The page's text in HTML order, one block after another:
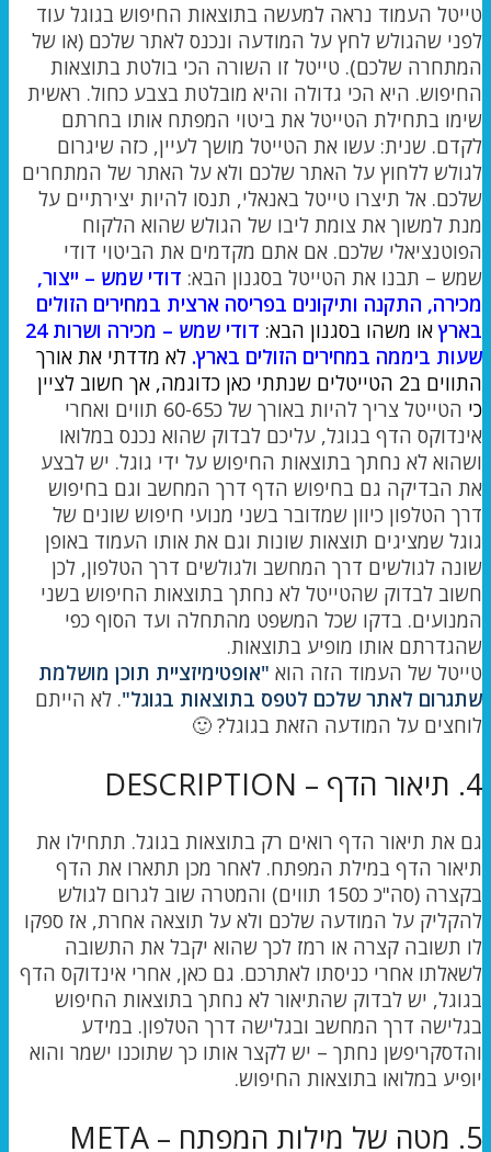
טייטל העמוד נראה למעשה בתוצאות החיפוש בגוגל עוד
לפני שהגולש לחץ על המודעה ונכנס לאתר שלכם (או של
המתחרה שלכם). טייטל זו השורה הכי בולטת בתוצאות
החיפוש. היא הכי גדולה והיא מובלטת בצבע כחול. ראשית
שימו בתחילת הטייטל את ביטוי המפתח אותו בחרתם
לקדם. שנית: עשו את הטייטל מושך לעיין, כזה שיגרום
לגולש ללחוץ על האתר שלכם ולא על האתר של המתחרים
שלכם. אל תיצרו טייטל באנאלי, תנסו להיות יצירתיים על
מנת למשוך את צומת ליבו של הגולש שהוא הלקוח
הפוטנציאלי שלכם. אם אתם מקדמים את הביטוי דודי
שמש – תבנו את הטייטל בסגנון הבא: דודי שמש – ייצור,
מכירה, התקנה ותיקונים בפריסה ארצית במחירים הזולים
בארץאו משהו בסגנון הבא:
דודי שמש – מכירה ושרות 24
שעות ביממה במחירים הזולים בארץ. לא מדדתי את אורך
התווים ב2 הטייטלים שנתתי כאן כדוגמה, אך חשוב לציין
כי
הטייטל צריך להיות באורך של כ60-65 תווים ואחרי
אינדוקס הדף בגוגל, עליכם לבדוק שהוא נכנס במלואו
ושהוא לא נחתך בתוצאות החיפוש על ידי גוגל. יש לבצע
את הבדיקה גם בחיפוש הדף דרך המחשב וגם בחיפוש
דרך הטלפון כיוון שמדובר בשני מנועי חיפוש שונים של
גוגל שמציגים תוצאות שונות וגם את אותו העמוד באופן
שונה לגולשים דרך המחשב ולגולשים דרך הטלפון, לכן
חשוב לבדוק שהטייטל לא נחתך בתוצאות החיפוש בשני
המנועים. בדקו שכל המשפט מהתחלה ועד הסוף כפי
שהגדרתם אותו מופיע בתוצאות.
טייטל של העמוד הזה הוא "אופטימיזציית תוכן מושלמת
שתגרום לאתר שלכם לטפס בתוצאות בגוגל". לא הייתם
לוחצים על המודעה הזאת בגוגל? 🙂
4. תיאור הדף – DESCRIPTION
גם את תיאור הדף רואים רק בתוצאות בגוגל. תתחילו את
תיאור הדף במילת המפתח. לאחר מכן תתארו את הדף
בקצרה (סה"כ כ150 תווים) והמטרה שוב לגרום לגולש
להקליק על המודעה שלכם ולא על תוצאה אחרת, אז ספקו
לו תשובה קצרה או רמז לכך שהוא יקבל את התשובה
לשאלתו אחרי כניסתו לאתרכם. גם כאן, אחרי אינדוקס הדף
בגוגל, יש לבדוק שהתיאור לא נחתך בתוצאות החיפוש
בגלישה דרך המחשב ובגלישה דרך הטלפון. במידע
והדסקריפשן נחתך – יש לקצר אותו כך שתוכנו ישמר והוא
יופיע במלואו בתוצאות החיפוש.
5. מטה של מילות המפתח – META